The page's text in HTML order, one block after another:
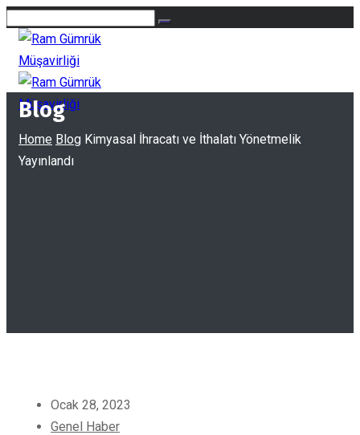
Blog
Home Blog Kimyasal İhracatı ve İthalatı Yönetmelik
Yayınlandı
Ocak 28, 2023
Genel Haber